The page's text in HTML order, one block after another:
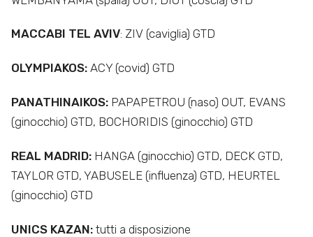
MACCABI TEL AVIV: ZIV (caviglia) GTD
OLYMPIAKOS: ACY (covid) GTD
PANATHINAIKOS: PAPAPETROU (naso) OUT, EVANS
(ginocchio) GTD, BOCHORIDIS (ginocchio) GTD
REAL MADRID: HANGA (ginocchio) GTD, DECK GTD,
TAYLOR GTD, YABUSELE (influenza) GTD, HEURTEL
(ginocchio) GTD
UNICS KAZAN: tutti a disposizione